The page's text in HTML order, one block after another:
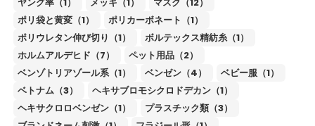
ポリ袋と黄変（1）
ポリカーボネート（1）
ポリウレタン伸び切り（1）
ボルテックス精紡糸（1）
ホルムアルデヒド（7）
ペット用品（2）
ベンゾトリアゾール系（1）
ベンゼン（4）
ベビー服（1）
ベトナム（3）
ヘキサブロモシクロドデカン（1）
ヘキサクロロベンゼン（1）
プラスチック類（3）